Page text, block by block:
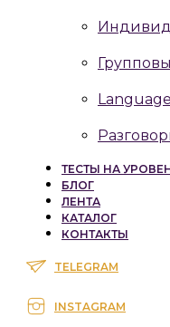
ТЕСТЫ НА
БЛОГ
ЛЕНТА
КАТАЛОГ
КОНТАКТЫ
TELEGRAM
INSTAGRAM